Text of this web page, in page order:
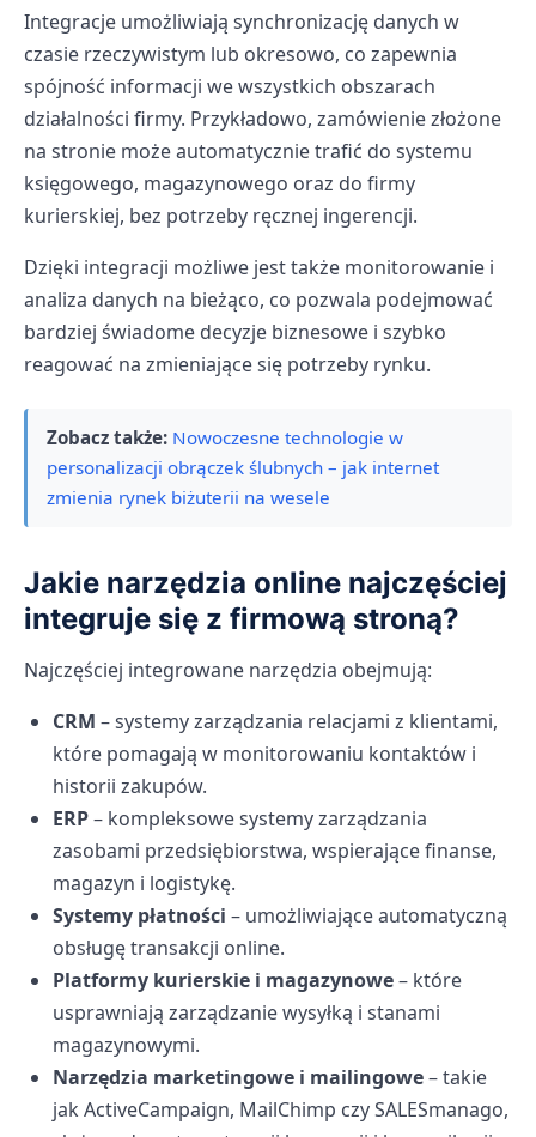
Integracje umożliwiają synchronizację danych w
czasie rzeczywistym lub okresowo, co zapewnia
spójność informacji we wszystkich obszarach
działalności firmy. Przykładowo, zamówienie złożone
na stronie może automatycznie trafić do systemu
księgowego, magazynowego oraz do firmy
kurierskiej, bez potrzeby ręcznej ingerencji.
Dzięki integracji możliwe jest także monitorowanie i
analiza danych na bieżąco, co pozwala podejmować
bardziej świadome decyzje biznesowe i szybko
reagować na zmieniające się potrzeby rynku.
Zobacz także: Nowoczesne technologie w
personalizacji obrączek ślubnych – jak internet
zmienia rynek biżuterii na wesele
Jakie narzędzia online najczęściej
integruje się z firmową stroną?
Najczęściej integrowane narzędzia obejmują:
CRM – systemy zarządzania relacjami z klientami,
które pomagają w monitorowaniu kontaktów i
historii zakupów.
ERP– kompleksowe systemy zarządzania
zasobami przedsiębiorstwa, wspierające finanse,
magazyn i logistykę.
Systemy płatności – umożliwiające automatyczną
obsługę transakcji online.
Platformy kurierskie i magazynowe– które
usprawniają zarządzanie wysyłką i stanami
magazynowymi.
Narzędzia marketingowe i mailingowe– takie
jak ActiveCampaign, MailChimp czy SALESmanago,